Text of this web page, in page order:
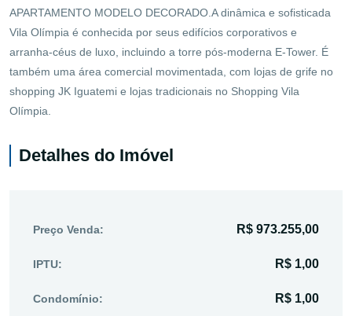
APARTAMENTO MODELO DECORADO.A dinâmica e sofisticada
Vila Olímpia é conhecida por seus edifícios corporativos e
arranha-céus de luxo, incluindo a torre pós-moderna E-Tower. É
também uma área comercial movimentada, com lojas de grife no
shopping JK Iguatemi e lojas tradicionais no Shopping Vila
Olímpia.
Detalhes do Imóvel
Preço Venda: R$ 973.255,00
IPTU: R$ 1,00
Condomínio: R$ 1,00